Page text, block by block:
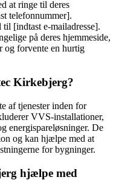
at ringe til deres
telefonnummer].
[indtast e-mailadresse].
på deres hjemmeside,
og forvente en hurtig
Kirkebjerg?
af tjenester inden for
VVS-installationer,
energispareløsninger. De
og kan hjælpe med at
for bygninger.
hjælpe med